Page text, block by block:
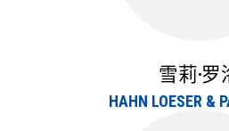
雪莉·罗
HAHN LOESER &